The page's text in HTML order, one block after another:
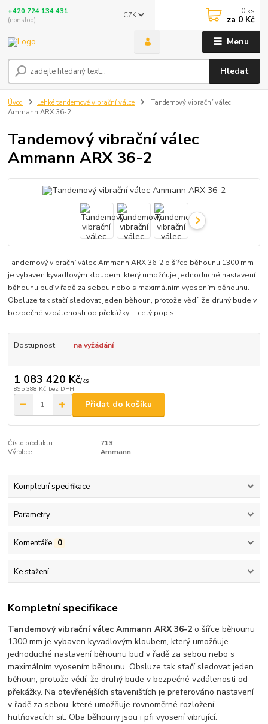
Menu
CZK
Hledat
+420 724 134 431
(nonstop)
0 ks
za 0 Kč
Úvod Lehké tandemové vibrační válce
Tandemový vibrační válec
Ammann ARX 36-2
Tandemový vibrační válec
Ammann ARX 36-2
Tandemový vibrační válec Ammann ARX 36-2 o šířce běhounu 1300 mm
je vybaven kyvadlovým kloubem, který umožňuje jednoduché nastavení
běhounu buď v řadě za sebou nebo s maximálním vyosením běhounu.
Obsluze tak stačí sledovat jeden běhoun, protože vědí, že druhý bude v
bezpečné vzdálenosti od překážky.... celý popis
Dostupnost na vyžádání
1 083 420 Kč/ks
895 388 Kč bez DPH
Přidat do košíku
Číslo produktu:
713
Výrobce:
Ammann
Kompletní specifikace
Parametry
Komentáře 0
Ke stažení
Kompletní specifikace
Tandemový vibrační válec Ammann ARX 36-2 o šířce běhounu
1300 mm je vybaven kyvadlovým kloubem, který umožňuje
jednoduché nastavení běhounu buď v řadě za sebou nebo s
maximálním vyosením běhounu. Obsluze tak stačí sledovat jeden
běhoun, protože vědí, že druhý bude v bezpečné vzdálenosti od
překážky. Na otevřenějších staveništích je preferováno nastavení
v řadě za sebou, které umožňuje rovnoměrné rozložení
hutňovacích sil. Oba běhouny jsou i při vyosení vibrující.